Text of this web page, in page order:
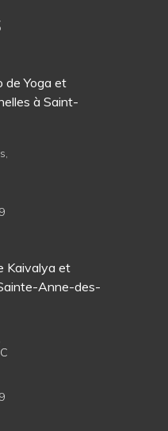
de Yoga et
à Saint-
Kaivalya et
Anne-des-